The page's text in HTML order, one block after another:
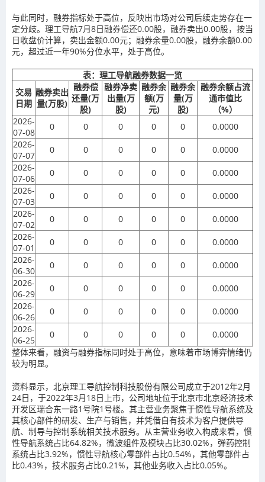
与此同时，融券指标处于高位，反映出市场对公司后续走势存在一
定分歧。理工导航7月8日融券偿还0.00股，融券卖出0.00股，按当
日收盘价计算，卖出金额0.00元；融券余量0.00股，融券余额0.00
元，超过近一年90%分位水平，处于高位。
表：理工导航融券数据一览
交易
日期
融券卖出
量(万股)
融券偿
还量(万
股)
融券净卖
出量(万
股)
融券余
额(万
元)
融券余
量(万
股)
融券余额占流
通市值比
（%）
2026-
07-08
0 0 0 0 0
0.0000
2026-
07-07
0 0 0 0 0
0.0000
2026-
07-06
0 0 0 0 0
0.0000
2026-
07-03
0 0 0 0 0
0.0000
2026-
07-02
0 0 0 0 0
0.0000
2026-
07-01
0 0 0 0 0
0.0000
2026-
06-30
0 0 0 0 0
0.0000
2026-
06-29
0 0 0 0 0
0.0000
2026-
06-26
0 0 0 0 0
0.0000
2026-
06-25
0 0 0 0 0
0.0000
整体来看，融资与融券指标同时处于高位，意味着市场博弈情绪仍
较为明显。
资料显示，北京理工导航控制科技股份有限公司成立于2012年2月
24日，于2022年3月18日上市，公司地址位于北京市北京经济技术
开发区瑞合东一路1号院1号楼。其主营业务聚焦于惯性导航系统及
其核心部件的研发、生产与销售，并凭借自有技术为客户提供导
航、制导与控制系统相关技术服务。从主营业务收入构成来看，惯
性导航系统占比64.82%，微波组件及模块占比30.02%，弹药控制
系统占比3.92%，惯性导航核心零部件占比0.54%，其他零部件占
比0.43%，技术服务占比0.21%，其他业务收入占比0.05%。